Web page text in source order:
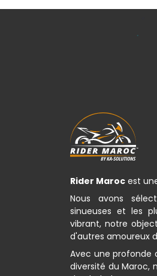
Rider Maroc est
Nous avons
sinueuses et les
vibrant, notre
d'autres amoureux
Avec une profonde
diversité du Maroc,